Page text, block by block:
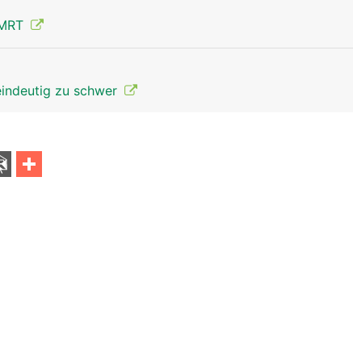
zu schwer